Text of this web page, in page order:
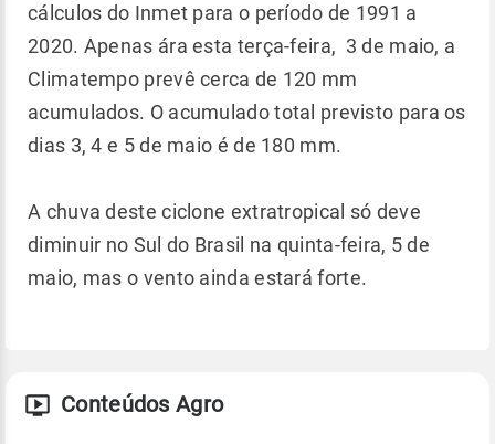
cálculos do Inmet para o período de 1991 a
2020. Apenas ára esta terça-feira, 3 de maio, a
Climatempo prevê cerca de 120 mm
acumulados. O acumulado total previsto para os
dias 3, 4 e 5 de maio é de 180 mm.
A chuva deste ciclone extratropical só deve
diminuir no Sul do Brasil na quinta-feira, 5 de
maio, mas o vento ainda estará forte.
Conteúdos Agro